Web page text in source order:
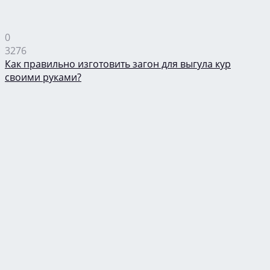
0
3276
Как правильно изготовить загон для выгула кур
своими руками?